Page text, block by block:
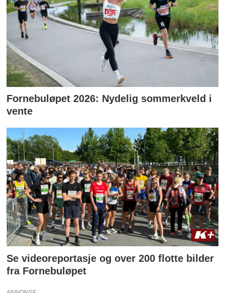
Fornebuløpet 2026: Nydelig sommerkveld i
vente
Se videoreportasje og over 200 flotte bilder
fra Fornebuløpet